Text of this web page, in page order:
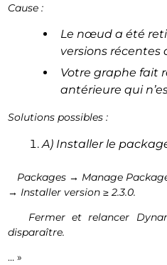
Cause :
Le nœud a été
versions récentes
Votre graphe fait
antérieure qui
Solutions possibles :
A) Installer le
Packages → Manage
→ Installer version≥ 2.3.0.
Fermer et relancer
disparaître.
… »